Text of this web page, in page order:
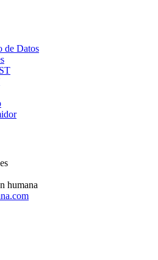
de Datos
in
new
window
in
Opens
humana